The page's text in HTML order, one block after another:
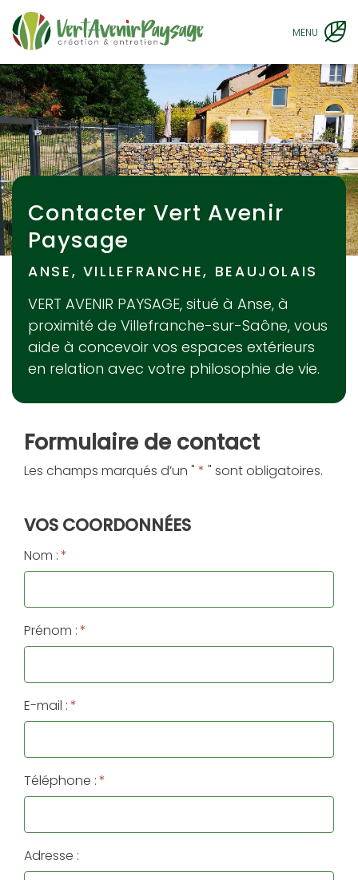
MENU
Contacter Vert Avenir
Paysage
ANSE, VILLEFRANCHE, BEAUJOLAIS
VERT AVENIR PAYSAGE, situé à Anse, à
proximité de Villefranche-sur-Saône, vous
aide à concevoir vos espaces extérieurs
en relation avec votre philosophie de vie.
Formulaire de contact
Les champs marqués d’un " * " sont obligatoires.
VOS COORDONNÉES
Nom :*
Prénom :*
E-mail :*
Téléphone :*
Adresse :